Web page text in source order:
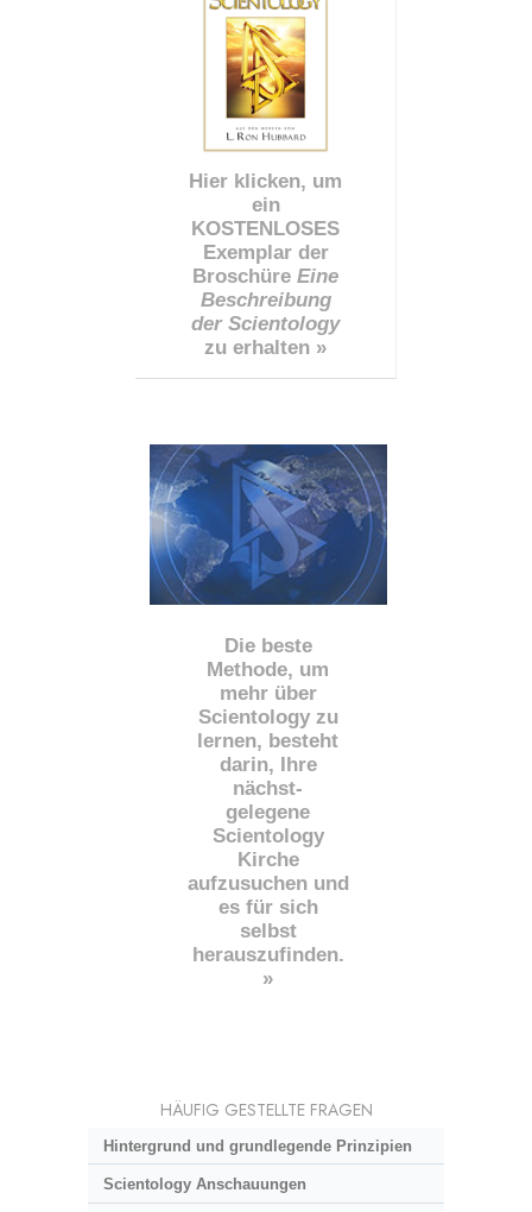
Hier klicken, um
ein
KOSTENLOSES
Exemplar der
Broschüre Eine
Beschreibung
der Scientology
zu erhalten »
Die beste
Methode, um
mehr über
Scientology zu
lernen, besteht
darin, Ihre
nächst-
gelegene
Scientology
Kirche
aufzusuchen und
es für sich
selbst
herauszufinden.
»
HÄUFIG GESTELLTE FRAGEN
Hintergrund und grundlegende Prinzipien
Scientology Anschauungen